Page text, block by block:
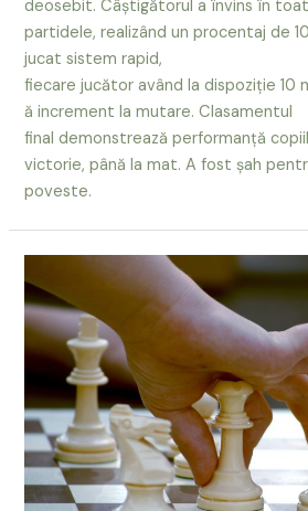
deosebit. Câștigătorul a învins în
partidele, realizând un procentaj de
jucat sistem rapid,
fiecare jucător având la dispoziție 10
ă increment la mutare. Clasamentul
final demonstrează performanță
victorie, până la mat. A fost șah
poveste.